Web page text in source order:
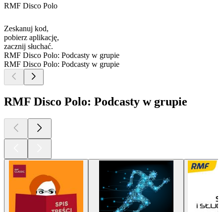
RMF Disco Polo
Zeskanuj kod,
pobierz aplikację,
zacznij słuchać.
RMF Disco Polo: Podcasty w grupie
RMF Disco Polo: Podcasty w grupie
RMF Disco Polo: Podcasty w grupie